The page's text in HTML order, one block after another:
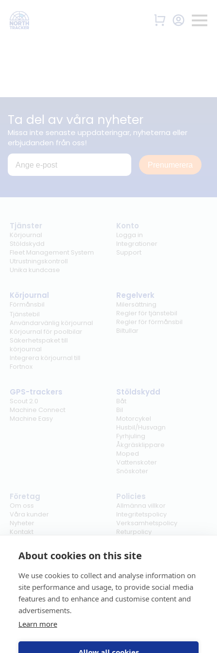
About cookies on this site
We use cookies to collect and analyse information on
site performance and usage, to provide social media
features and to enhance and customise content and
advertisements.
Learn more
Ta del av våra nyheter
Missa inte senaste uppdateringar, nyheterna eller
erbjudanden från oss!
Prenumerera
Tjänster
Körjournal
Stöldskydd
Fleet Management System
Utrustningskontroll
Unika kundcase
Konto
Logga in
Integrationer
Support
Körjournal
Förmånsbil
Tjänstebil
Användarvänlig körjournal
Körjournal för poolbilar
Säkerhetspaket till
körjournal
Integrera körjournal till
Fortnox
Regelverk
Milersättning
Regler för tjänstebil
Regler för förmånsbil
Biltullar
GPS-trackers
Scout 2.0
Machine Connect
Machine Easy
Stöldskydd
Båt
Bil
Motorcykel
Husbil/Husvagn
Fyrhjuling
Åkgräsklippare
Moped
Vattenskoter
Snöskoter
Företag
Om oss
Våra kunder
Nyheter
Kontakt
Policies
Allmänna villkor
Integritetspolicy
Verksamhetspolicy
Returpolicy
Cookies